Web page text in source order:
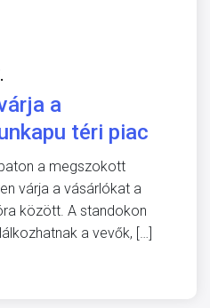
a
téri piac
a megszokott
várja a vásárlókat a
között. A standokon
a vevők, […]